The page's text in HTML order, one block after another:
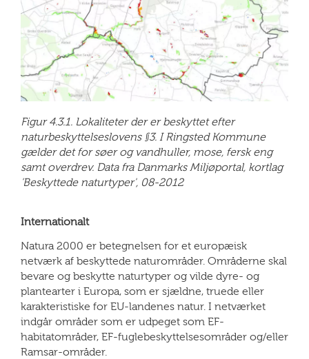
Figur 4.3.1. Lokaliteter der er beskyttet efter
naturbeskyttelseslovens §3. I Ringsted Kommune
gælder det for søer og vandhuller, mose, fersk eng
samt overdrev. Data fra Danmarks Miljøportal, kortlag
'Beskyttede naturtyper', 08-2012
Internationalt
Natura 2000 er betegnelsen for et europæisk
netværk af beskyttede naturområder. Områderne skal
bevare og beskytte naturtyper og vilde dyre- og
plantearter i Europa, som er sjældne, truede eller
karakteristiske for EU-landenes natur. I netværket
indgår områder som er udpeget som EF-
habitatområder, EF-fuglebeskyttelsesområder og/eller
Ramsar-områder.